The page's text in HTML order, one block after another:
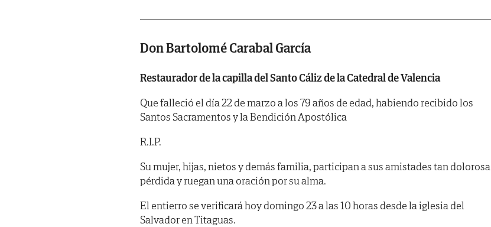
Don Bartolomé Carabal García
Restaurador de la capilla del Santo Cáliz de la Catedral de Valencia
Que falleció el día 22 de marzo a los 79 años de edad, habiendo recibido los
Santos Sacramentos y la Bendición Apostólica
R.I.P.
Su mujer, hijas, nietos y demás familia, participan a sus amistades tan dolorosa
pérdida y ruegan una oración por su alma.
El entierro se verificará hoy domingo 23 a las 10 horas desde la iglesia del
Salvador en Titaguas.